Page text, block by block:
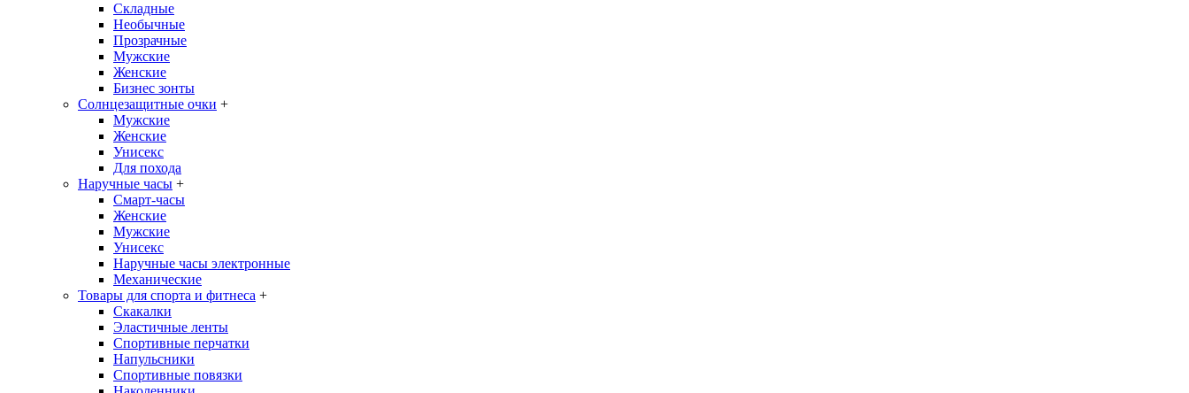
Складные
Необычные
Прозрачные
Мужские
Женские
Бизнес зонты
Солнцезащитные очки +
Мужские
Женские
Унисекс
Для похода
Наручные часы +
Смарт-часы
Женские
Мужские
Унисекс
Наручные часы электронные
Механические
Товары для спорта и фитнеса +
Скакалки
Эластичные ленты
Спортивные перчатки
Напульсники
Спортивные повязки